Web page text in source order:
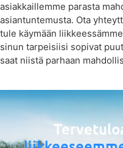
asiakkaillemme parasta
asiantuntemusta. Ota
tule käymään
sinun tarpeisiisi sopivat
saat niistä parhaan